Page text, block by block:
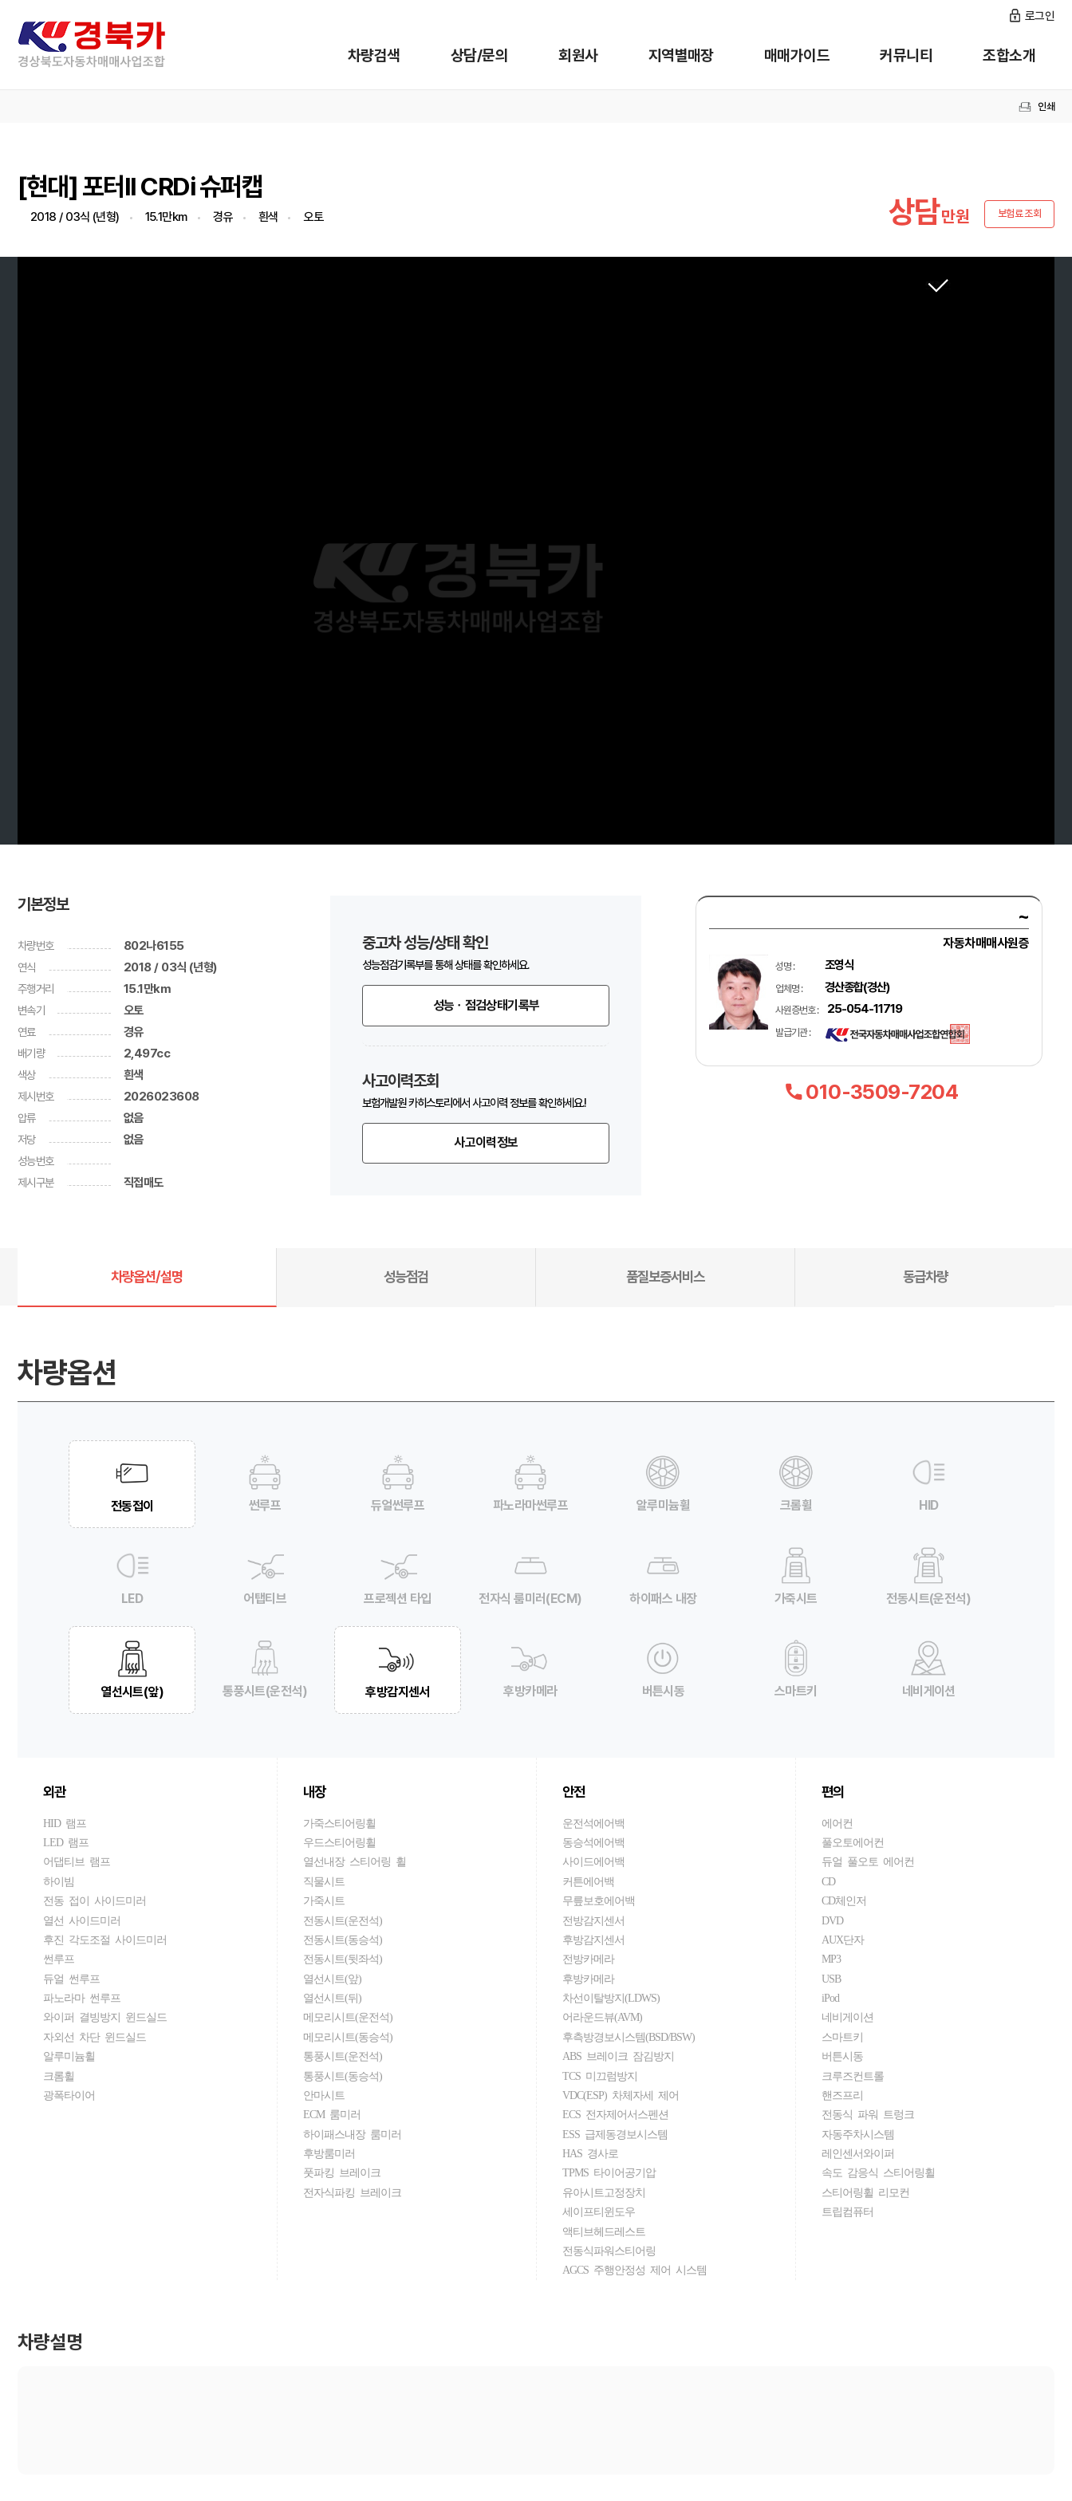
차량검색 상담/문의 회원사 지역별매장 매매가이드 커뮤니티 조합소개
로그인
인쇄
[현대] 포터II CRDi 슈퍼캡
2018 / 03식 (년형) 15.1만km 경유 흰색 오토 상담만원 보험료 조회
기본정보
차량번호 802나6155
연식 2018 / 03식 (년형)
주행거리 15.1만km
변속기 오토
연료 경유
배기량 2,497cc
색상 흰색
제시번호 2026023608
압류 없음
저당 없음
성능번호
제시구분
직접매도
중고차 성능/상태 확인
성능점검기록부를 통해 상태를 확인하세요.
성능ㆍ점검상태기록부
사고이력조회
보험개발원 카히스토리에서 사고이력 정보를 확인하세요.!
사고이력정보
~
자동차매매사원증
성명 : 조영식
업체명 : 경산종합(경산)
사원증번호 : 25-054-11719
발급기관 :
010-3509-7204
차량옵션/설명 성능점검 품질보증서비스 동급차량
차량옵션
전동접이 썬루프 듀얼썬루프 파노라마썬루프 알루미늄휠 크롬휠 HID
LED 어탭티브 프로젝션 타입 전자식 룸미러(ECM) 하이패스 내장 가죽시트 전동시트(운전석)
열선시트(앞) 통풍시트(운전석) 후방감지센서 후방카메라 버튼시동 스마트키 네비게이션
외관
HID 램프
LED 램프
어댑티브 램프
하이빔
전동 접이 사이드미러
열선 사이드미러
후진 각도조절 사이드미러
썬루프
듀얼 썬루프
파노라마 썬루프
와이퍼 결빙방지 윈드실드
자외선 차단 윈드실드
알루미늄휠
크롬휠
광폭타이어
내장
가죽스티어링휠
우드스티어링휠
열선내장 스티어링 휠
직물시트
가죽시트
전동시트(운전석)
전동시트(동승석)
전동시트(뒷좌석)
열선시트(앞)
열선시트(뒤)
메모리시트(운전석)
메모리시트(동승석)
통풍시트(운전석)
통풍시트(동승석)
안마시트
ECM 룸미러
하이패스내장 룸미러
후방룸미러
풋파킹 브레이크
전자식파킹 브레이크
안전
운전석에어백
동승석에어백
사이드에어백
커튼에어백
무릎보호에어백
전방감지센서
후방감지센서
전방카메라
후방카메라
차선이탈방지(LDWS)
어라운드뷰(AVM)
후측방경보시스템(BSD/BSW)
ABS 브레이크 잠김방지
TCS 미끄럼방지
VDC(ESP) 차체자세 제어
ECS 전자제어서스펜션
ESS 급제동경보시스템
HAS 경사로
TPMS 타이어공기압
유아시트고정장치
세이프티윈도우
액티브헤드레스트
전동식파워스티어링
AGCS 주행안정성 제어 시스템
편의
에어컨
풀오토에어컨
듀얼 풀오토 에어컨
CD
CD체인저
DVD
AUX단자
MP3
USB
iPod
네비게이션
스마트키
버튼시동
크루즈컨트롤
핸즈프리
전동식 파워 트렁크
자동주차시스템
레인센서와이퍼
속도 감응식 스티어링휠
스티어링휠 리모컨
트립컴퓨터
차량설명